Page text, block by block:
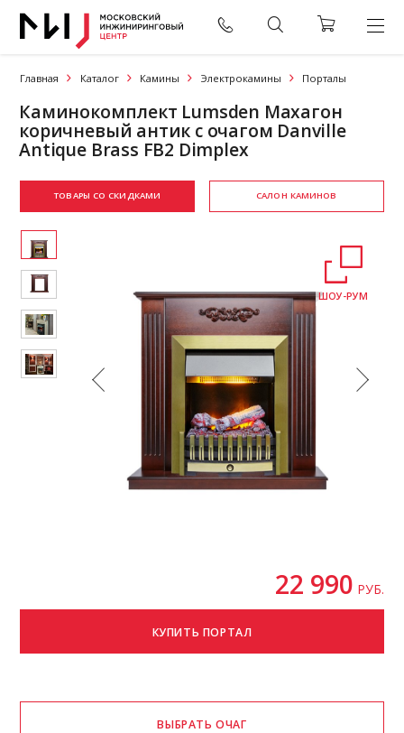
Главная Каталог Камины Электрокамины Порталы
Каминокомплект Lumsden Махагон
коричневый антик с очагом Danville
Antique Brass FB2 Dimplex
ТОВАРЫ СО СКИДКАМИ САЛОН КАМИНОВ
ШОУ-РУМ
22 990 РУБ.